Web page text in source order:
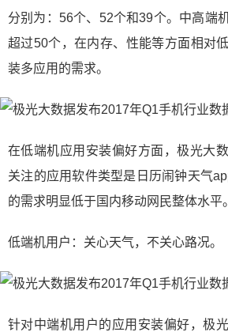
分别为：56个、52个和39个。中高端
超过50个，在内存、性能等方面相对
装多应用的需求。
在低端机应用安装偏好方面，极光大
关注的应用软件类型是日历闹钟天气
的需求明显低于国内移动网民整体水平。
低端机用户：关心天气，不关心路况。
针对中端机用户的应用安装偏好，极